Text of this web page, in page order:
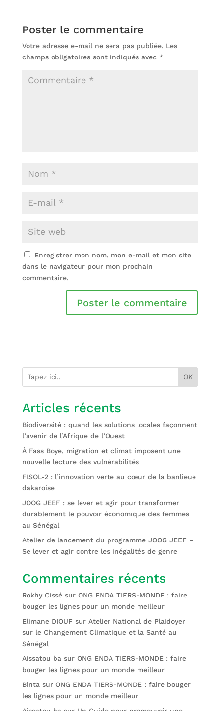
Poster le commentaire
Votre adresse e-mail ne sera pas publiée. Les
champs obligatoires sont indiqués avec *
Enregistrer mon nom, mon e-mail et mon site
dans le navigateur pour mon prochain
commentaire.
OK
Articles récents
Biodiversité : quand les solutions locales façonnent
l’avenir de l’Afrique de l’Ouest
À Fass Boye, migration et climat imposent une
nouvelle lecture des vulnérabilités
FISOL-2 : l’innovation verte au cœur de la banlieue
dakaroise
JOOG JEEF : se lever et agir pour transformer
durablement le pouvoir économique des femmes
au Sénégal
Atelier de lancement du programme JOOG JEEF –
Se lever et agir contre les inégalités de genre
Commentaires récents
Rokhy Cissésur ONG ENDA TIERS-MONDE : faire
bouger les lignes pour un monde meilleur
Elimane DIOUF sur Atelier National de Plaidoyer
sur le Changement Climatique et la Santé au
Sénégal
Aissatou basur ONG ENDA TIERS-MONDE : faire
bouger les lignes pour un monde meilleur
Bintasur ONG ENDA TIERS-MONDE : faire bouger
les lignes pour un monde meilleur